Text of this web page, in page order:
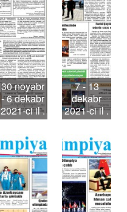
30 noyabr
- 6 dekabr
2021-ci il .
7 - 13
dekabr
2021-ci il .